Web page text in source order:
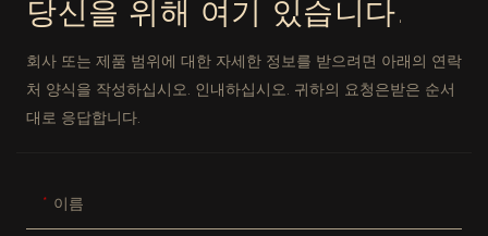
당신을 위해 여기 있습니다.
회사 또는 제품 범위에 대한 자세한 정보를 받으려면 아래의 연락
처 양식을 작성하십시오. 인내하십시오. 귀하의 요청은받은 순서
대로 응답합니다.
이름